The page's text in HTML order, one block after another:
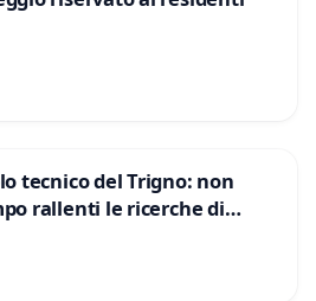
tecnico del Trigno: non
rallenti le ricerche di